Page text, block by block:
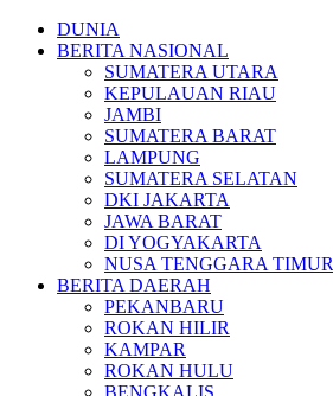
DUNIA
BERITA NASIONAL
SUMATERA UTARA
KEPULAUAN RIAU
JAMBI
SUMATERA BARAT
LAMPUNG
SUMATERA SELATAN
DKI JAKARTA
JAWA BARAT
DI YOGYAKARTA
NUSA TENGGARA TIMUR
BERITA DAERAH
PEKANBARU
ROKAN HILIR
KAMPAR
ROKAN HULU
BENGKALIS